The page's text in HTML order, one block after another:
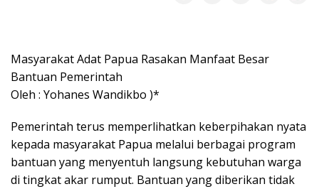
Masyarakat Adat Papua Rasakan Manfaat Besar
Bantuan Pemerintah
Oleh : Yohanes Wandikbo )*
Pemerintah terus memperlihatkan keberpihakan nyata
kepada masyarakat Papua melalui berbagai program
bantuan yang menyentuh langsung kebutuhan warga
di tingkat akar rumput. Bantuan yang diberikan tidak